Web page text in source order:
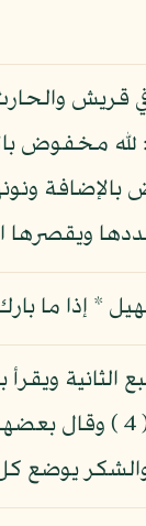
قريش
* إذا ما
الثانية
الدينية
والشكر